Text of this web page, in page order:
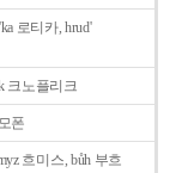
로티카, hrud'
크노플리크
폰
흐미스, bůh 부흐